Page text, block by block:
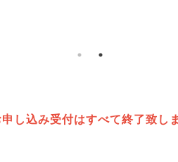
し込み受付はすべて終了致し